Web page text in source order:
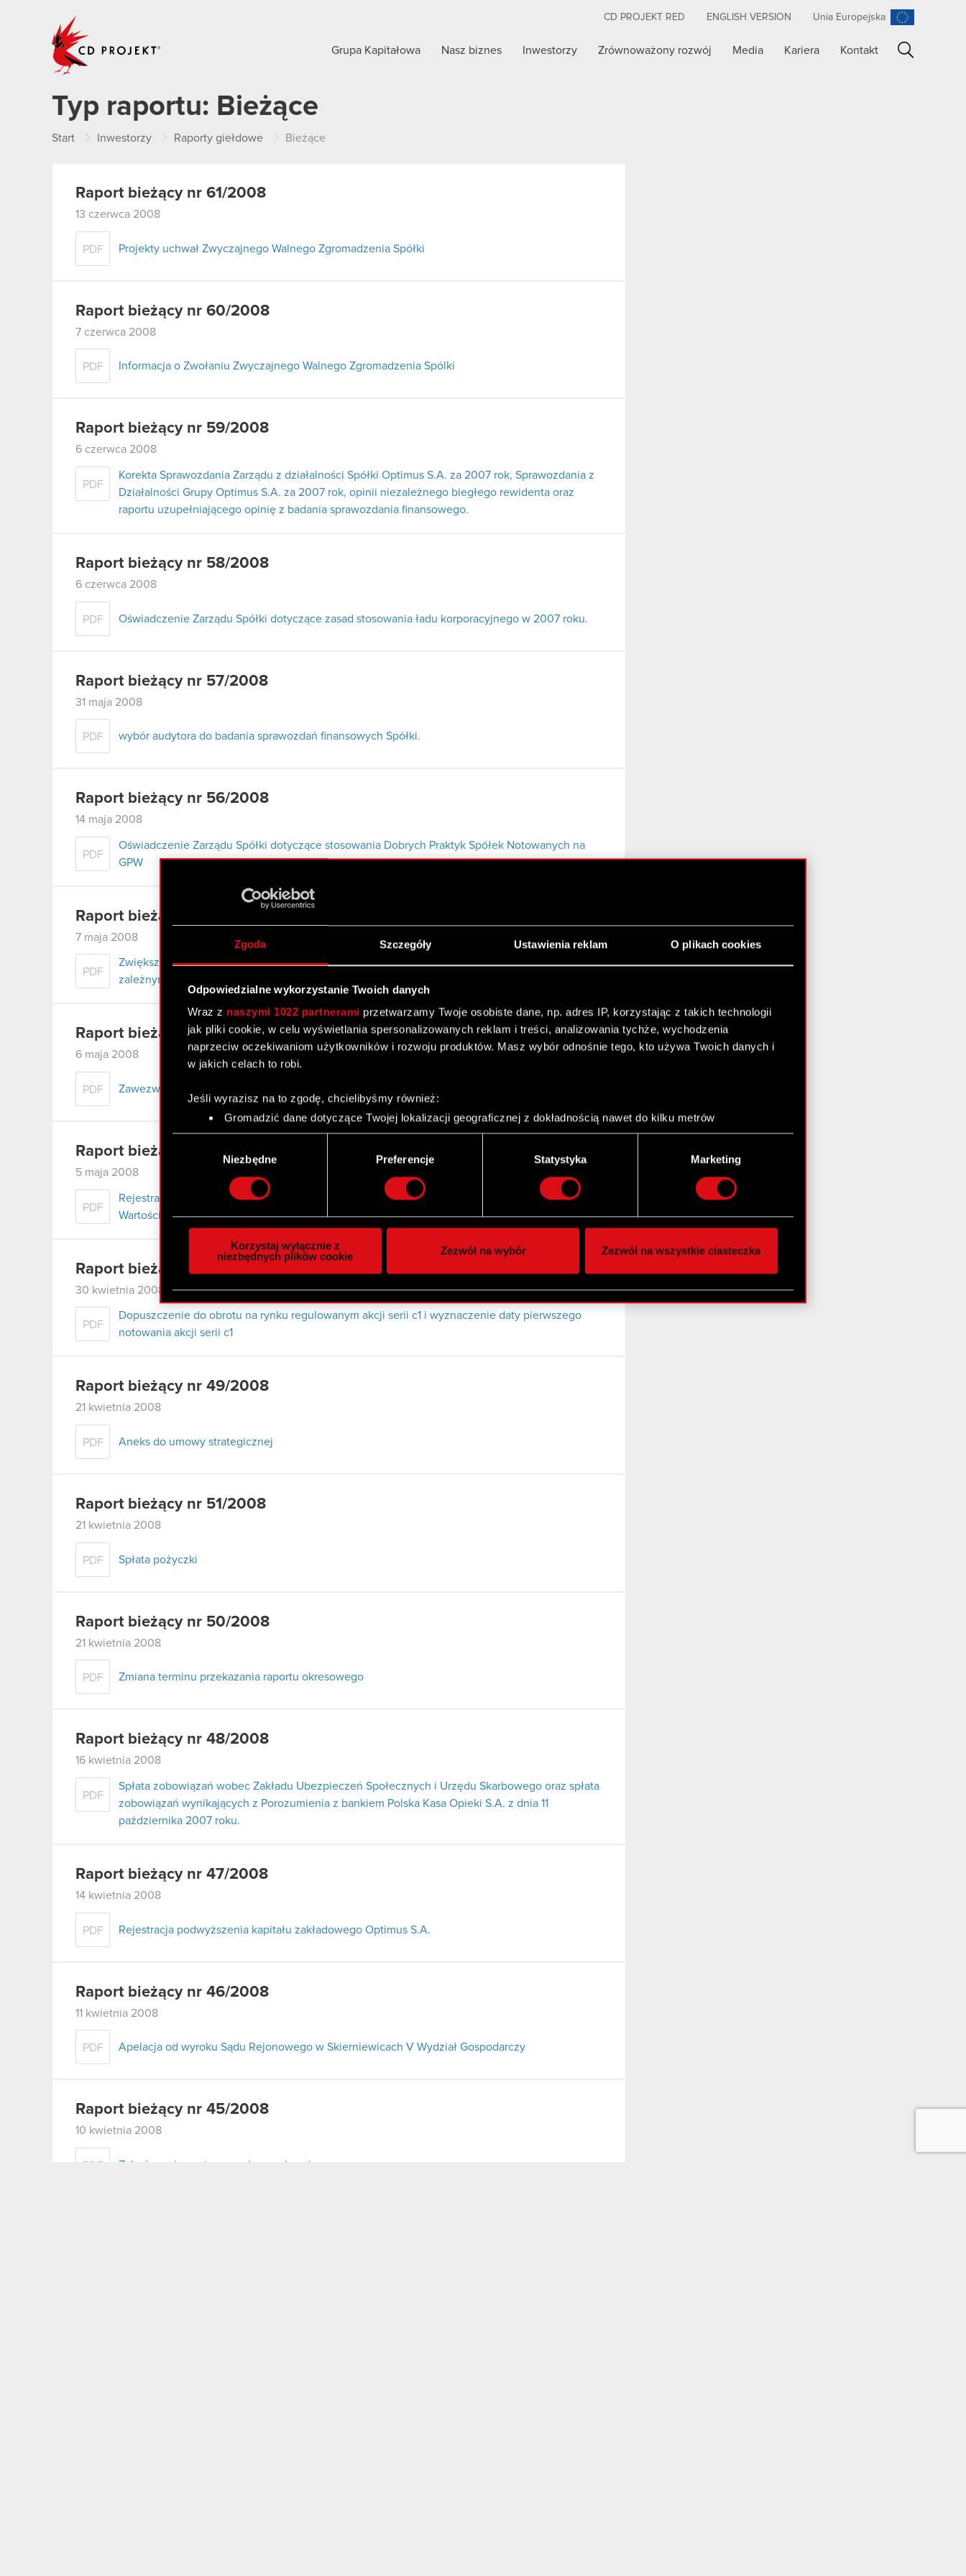
Zgoda Szczegóły Ustawienia reklam O plikach cookies
Odpowiedzialne wykorzystanie Twoich danych
Wraz z naszymi 1022 partnerami przetwarzamy Twoje osobiste dane, np. adres IP, korzystając z takich technologii
jak pliki cookie, w celu wyświetlania spersonalizowanych reklam i treści, analizowania tychże, wychodzenia
naprzeciw oczekiwaniom użytkowników i rozwoju produktów. Masz wybór odnośnie tego, kto używa Twoich danych i
w jakich celach to robi.
Jeśli wyrazisz na to zgodę, chcielibyśmy również:
Gromadzić dane dotyczące Twojej lokalizacji geograficznej z dokładnością nawet do kilku metrów
Identyfikować Twoje urządzenie, aktywnie analizując charakteryzującego je zbiory danych (fingerprinting,
Dowiedz się więcej odnośnie tego, jak Twoje osobiste dane są przetwarzane oraz ustaw własne preferencje w
szczegółów . W Deklaracji plików cookie możesz zmienić lub wycofać swoją zgodę w dowolnej chwili.
Wykorzystujemy pliki cookie do spersonalizowania treści i reklam, aby oferować funkcje społecznościowe i
społecznościowym, reklamowym i analitycznym. Partnerzy mogą połączyć te informacje z innymi danymi
otrzymanymi od Ciebie lub uzyskanymi podczas korzystania z ich usług. Kontynuując korzystanie z naszej witryny,
zgadasz się na używanie plików cookie.
Niezbędne Preferencje Statystyka Marketing
Korzystaj wyłącznie z
niezbędnych plików cookie
Zezwól na wybór Zezwól na wszystkie ciasteczka
CD PROJEKT RED ENGLISH VERSION Unia Europejska
Grupa Kapitałowa Nasz biznes Inwestorzy Zrównoważony rozwój Media Kariera Kontakt
Typ raportu: Bieżące
Start Inwestorzy Raporty giełdowe Bieżące
Raport bieżący nr 61/2008
13 czerwca 2008
PDF Projekty uchwał Zwyczajnego Walnego Zgromadzenia Spółki
Raport bieżący nr 60/2008
7 czerwca 2008
PDF Informacja o Zwołaniu Zwyczajnego Walnego Zgromadzenia Spólki
Raport bieżący nr 59/2008
6 czerwca 2008
PDF
Korekta Sprawozdania Zarządu z działalności Spółki Optimus S.A. za 2007 rok, Sprawozdania z
Działalności Grupy Optimus S.A. za 2007 rok, opinii niezależnego biegłego rewidenta oraz
raportu uzupełniającego opinię z badania sprawozdania finansowego.
Raport bieżący nr 58/2008
6 czerwca 2008
PDF Oświadczenie Zarządu Spółki dotyczące zasad stosowania ładu korporacyjnego w 2007 roku.
Raport bieżący nr 57/2008
31 maja 2008
PDF wybór audytora do badania sprawozdań finansowych Spółki.
Raport bieżący nr 56/2008
14 maja 2008
PDF
Oświadczenie Zarządu Spółki dotyczące stosowania Dobrych Praktyk Spółek Notowanych na
GPW
Raport bieżący nr 55/2008
7 maja 2008
PDF
Zwiększenie posiadania akcji Optimus S.A. przez Zbigniewa Jakubasa wraz podmiotami
zależnymi
Raport bieżący nr 54/2008
6 maja 2008
PDF Zawezwanie Spółki do próby ugodowej przez Pana Michała Dębskiego
Raport bieżący nr 53/2008
5 maja 2008
PDF
Rejestracja akcji serii C1 w rejestrze prowadzonym przez Krajowy Depozyt Papierów
Wartościowych S.A.
Raport bieżący nr 52/2008
30 kwietnia 2008
PDF
Dopuszczenie do obrotu na rynku regulowanym akcji serii c1 i wyznaczenie daty pierwszego
notowania akcji serii c1
Raport bieżący nr 49/2008
21 kwietnia 2008
PDF Aneks do umowy strategicznej
Raport bieżący nr 51/2008
21 kwietnia 2008
PDF Spłata pożyczki
Raport bieżący nr 50/2008
21 kwietnia 2008
PDF Zmiana terminu przekazania raportu okresowego
Raport bieżący nr 48/2008
16 kwietnia 2008
PDF
Spłata zobowiązań wobec Zakładu Ubezpieczeń Społecznych i Urzędu Skarbowego oraz spłata
zobowiązań wynikających z Porozumienia z bankiem Polska Kasa Opieki S.A. z dnia 11
października 2007 roku.
Raport bieżący nr 47/2008
14 kwietnia 2008
PDF Rejestracja podwyższenia kapitału zakładowego Optimus S.A.
Raport bieżący nr 46/2008
11 kwietnia 2008
PDF Apelacja od wyroku Sądu Rejonowego w Skierniewicach V Wydział Gospodarczy
Raport bieżący nr 45/2008
10 kwietnia 2008
PDF Zakończenie postępowania egzekucyjnego